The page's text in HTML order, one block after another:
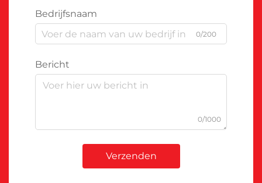
Bedrijfsnaam
0/200
Bericht
0/1000
Verzenden